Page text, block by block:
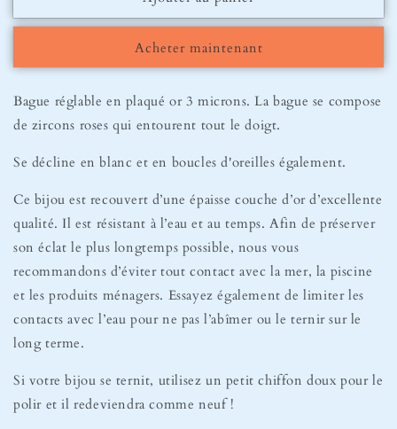
Bague
Bague
Rose
Acheter maintenant
Bague réglable en plaqué or 3 microns. La bague se compose
de zircons roses qui entourent tout le doigt.
Se décline en blanc et en boucles d'oreilles également.
Ce bijou est recouvert d’une épaisse couche d’or d’excellente
qualité. Il est résistant à l’eau et au temps. Afin de préserver
son éclat le plus longtemps possible, nous vous
recommandons d’éviter tout contact avec la mer, la piscine
et les produits ménagers. Essayez également de limiter les
contacts avec l’eau pour ne pas l’abîmer ou le ternir sur le
long terme.
Si votre bijou se ternit, utilisez un petit chiffon doux pour le
polir et il redeviendra comme neuf !